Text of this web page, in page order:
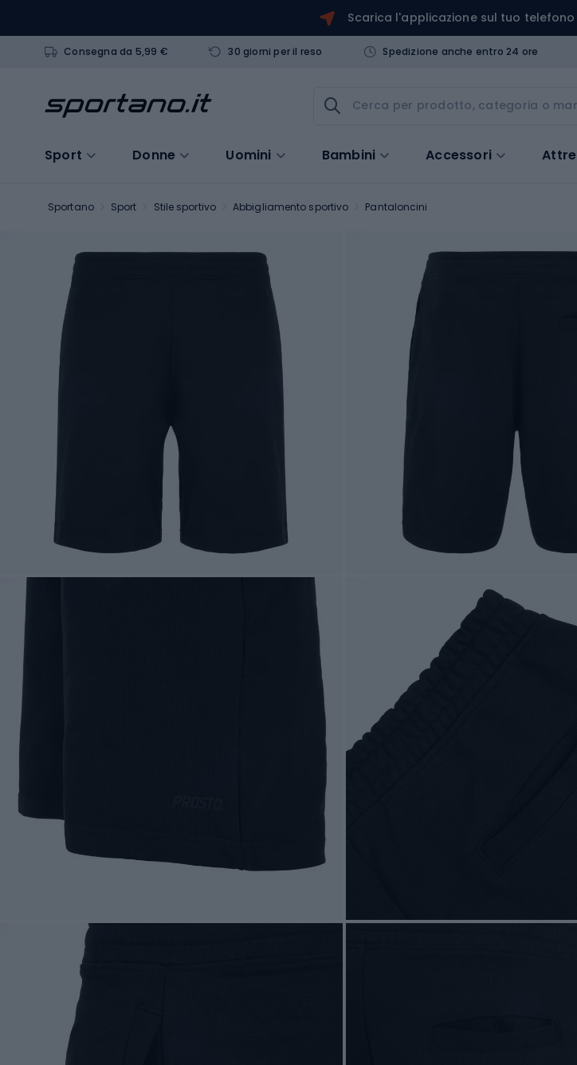
Scarica l'applicazione sul tuo telefono
Consegna da 5,99 € 30 giorni per il reso Spedizione anche entro 24 ore
Sport Donne Uomini Bambini Accessori
Sportano Sport Stile sportivo Abbigliamento sportivo Pantaloncini